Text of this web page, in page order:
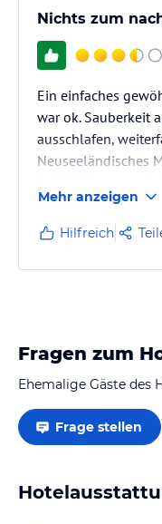
Nichts zum
Ein einfaches
war ok. Sauberkeit
ausschlafen,
Neuseeländisches
Mehr anzeigen
Hilfreich
Fragen zum
Ehemalige Gäste des
Frage stellen